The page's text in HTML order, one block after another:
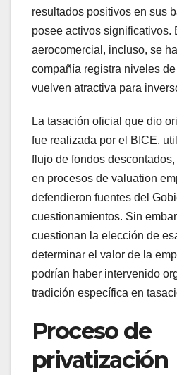
resultados positivos en sus
posee activos significativos.
aerocomercial, incluso, se
compañía registra niveles
vuelven atractiva para
La tasación oficial que dio
fue realizada por el BICE,
flujo de fondos
en procesos de valuation
defendieron fuentes del
cuestionamientos. Sin
cuestionan la elección de
determinar el valor de la
podrían haber intervenido
tradición específica en
Proceso de
privatización